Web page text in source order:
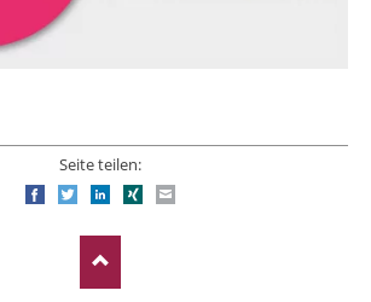
Seite teilen:
FacebookTwitterLinkedIn
Xing